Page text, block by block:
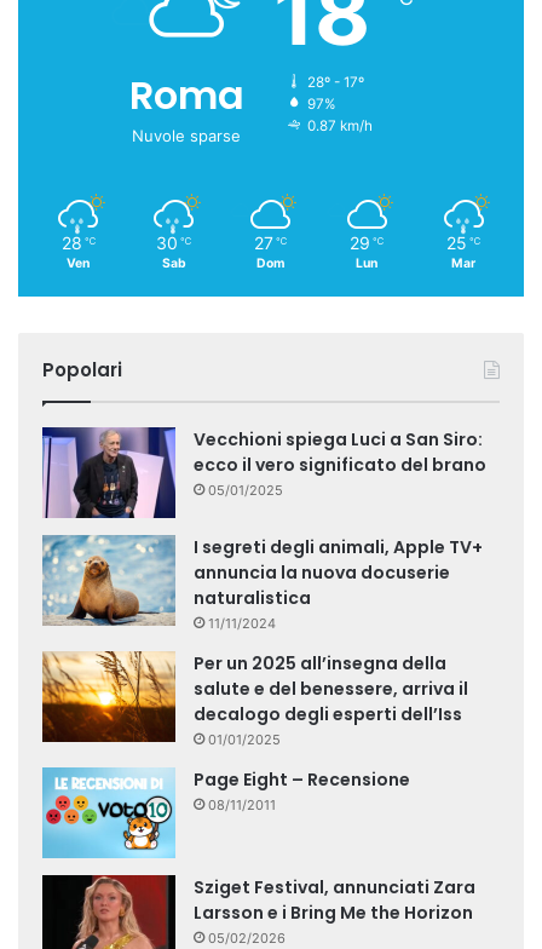
Roma
Nuvole sparse
28º - 17º
97%
0.87 km/h
28 ℃
Ven
30 ℃
Sab
27 ℃
Dom
29 ℃
Lun
25 ℃
Mar
Popolari
Vecchioni spiega Luci a San Siro:
ecco il vero significato del brano
05/01/2025
I segreti degli animali, Apple TV+
annuncia la nuova docuserie
naturalistica
11/11/2024
Per un 2025 all’insegna della
salute e del benessere, arriva il
decalogo degli esperti dell’Iss
01/01/2025
Page Eight – Recensione
08/11/2011
Sziget Festival, annunciati Zara
Larsson e i Bring Me the Horizon
05/02/2026